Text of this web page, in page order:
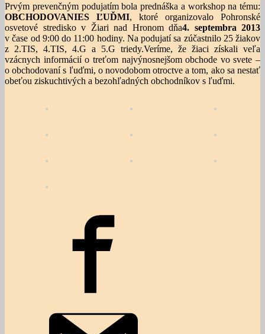
Prvým prevenčným podujatím bola prednáška a workshop na tému:
OBCHODOVANIES ĽUĎMI, ktoré organizovalo Pohronské
osvetové stredisko v Žiari nad Hronom dňa4. septembra 2013
v čase od 9:00 do 11:00 hodiny. Na podujatí sa zúčastnilo 25 žiakov
z 2.TIS, 4.TIS, 4.G a 5.G triedy.Veríme, že žiaci získali veľa
vzácnych informácií o treťom najvýnosnejšom obchode vo svete –
o obchodovaní s ľuďmi, o novodobom otroctve a tom, ako sa nestať
obeťou ziskuchtivých a bezohľadných obchodníkov s ľuďmi.